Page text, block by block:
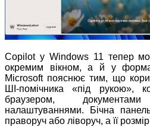
Copilot у Windows 11 тепер
окремим вікном, а й у
Microsoft пояснює тим, що
ШІ ‑помічника «під рукою»,
браузером,
налаштуваннями. Бічна
праворуч або ліворуч, а її